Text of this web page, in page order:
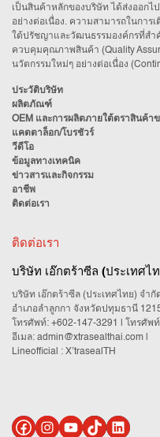
เป็นสินค้าหลักของบริษัท ได้ส่งออกไ
อย่างต่อเนื่อง. ความสามารถในการ
ใต้ปรัชญาและวัฒนธรรมองค์กรที่ส
ควบคุมคุณภาพสินค้า (Quality
นวัตกรรมใหม่ๆ อย่างต่อเนื่อง
ประวัติบริษัท
ผลิตภัณฑ์
OEM และการผลิตภายใต้ตราสินค้า
แคตตาล็อก/โบรชัวร์
วีดีโอ
ข้อมูลทางเทคนิค
ข่าวสารและกิจกรรม
อาชีพ
ติดต่อเรา
ติดต่อเรา
บริษัท เอ๊กตร้าซีล (ประเทศไ
บริษัท เอ๊กตร้าซีล (ประเทศไทย) จำ
อำเภอลำลูกกา จังหวัดปทุมธานี
โทรศัพท์: +602-147-3291 | โทรศัพ
อีเมล: admin@xtrasealthai.com
Lineofficial : X’trasealTH